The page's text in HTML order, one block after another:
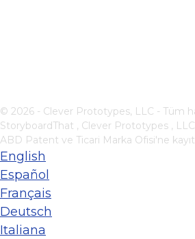
© 2026 - Clever Prototypes, LLC - Tüm
StoryboardThat , Clever Prototypes , LLC
ABD Patent ve Ticari Marka Ofisi'ne
English
Español
Français
Deutsch
Italiana